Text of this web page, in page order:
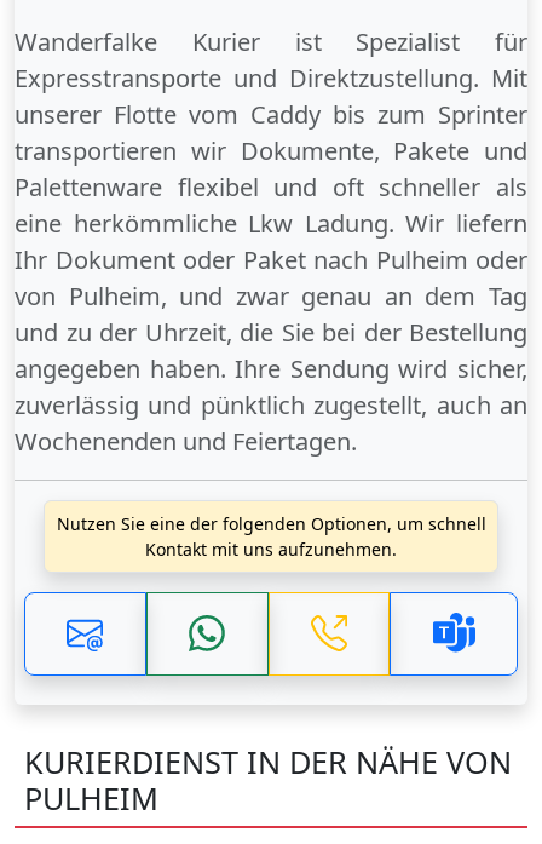
Wanderfalke Kurier ist Spezialist für
Expresstransporte und Direktzustellung. Mit
unserer Flotte vom Caddy bis zum Sprinter
transportieren wir Dokumente, Pakete und
Palettenware flexibel und oft schneller als
eine herkömmliche Lkw Ladung. Wir liefern
Ihr Dokument oder Paket nach Pulheim oder
von Pulheim, und zwar genau an dem Tag
und zu der Uhrzeit, die Sie bei der Bestellung
angegeben haben. Ihre Sendung wird sicher,
zuverlässig und pünktlich zugestellt, auch an
Wochenenden und Feiertagen.
Nutzen Sie eine der folgenden Optionen, um schnell
Kontakt mit uns aufzunehmen.
KURIERDIENST IN DER NÄHE VON
PULHEIM